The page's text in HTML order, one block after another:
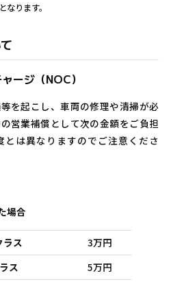
ります。
ージ（NOC）
を起こし、車両の修理や清掃が必
営業補償として次の金額をご負担
は異なりますのでご注意くださ
場合
ラス
3万円
ス
5万円